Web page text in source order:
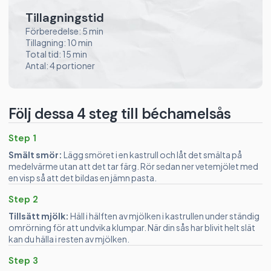
Följ dessa 4 steg till béchamelsås
Step 1
Smält smör: Lägg smöret i en kastrull och låt det smälta på
medelvärme utan att det tar färg. Rör sedan ner vetemjölet med
en visp så att det bildas en jämn pasta.
Step 2
Tillsätt mjölk: Häll i hälften av mjölken i kastrullen under ständig
omrörning för att undvika klumpar. När din sås har blivit helt slät
kan du hälla i resten av mjölken.
Step 3
Tillagningstid
Förberedelse: 5 min
Tillagning: 10 min
Total tid: 15 min
Antal: 4 portioner